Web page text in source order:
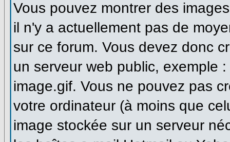
Vous pouvez montrer des
il n'y a actuellement pas de
sur ce forum. Vous devez donc
un serveur web public, exemple
image.gif. Vous ne pouvez pas
votre ordinateur (à moins que
image stockée sur un serveur